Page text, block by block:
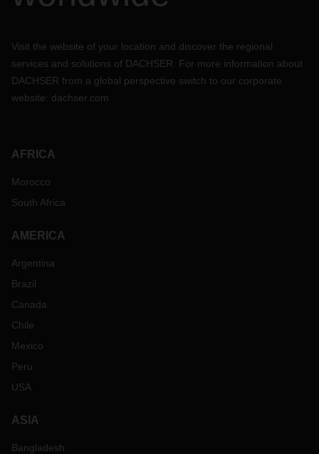
Visit the website of your location and discover the regional
services and solutions of DACHSER. For more information about
DACHSER from a global perspective switch to our corporate
website: dachser.com
AFRICA
Morocco
South Africa
AMERICA
Argentina
Brazil
Canada
Chile
Mexico
Peru
USA
ASIA
Bangladesh